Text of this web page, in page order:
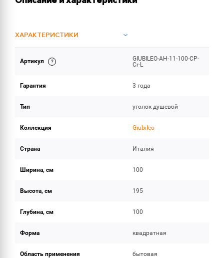
ХАРАКТЕРИСТИКИ
ОБЪЕМ ПОСТАВКИ
Артикул
GIUBILEO-AH-11-100-CP-
Cr-L
Гарантия 3 года
Тип уголок душевой
Коллекция Giubileo
Страна Италия
Ширина, см 100
Высота, см 195
Глубина, см 100
Форма квадратная
Область применения бытовая